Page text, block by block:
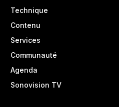
Technique
Contenu
Services
Communauté
Agenda
Sonovision TV